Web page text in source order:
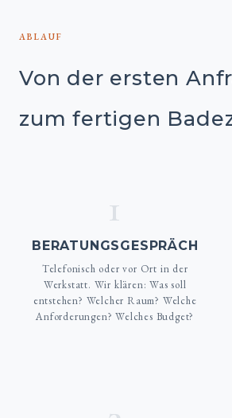
ABLAUF
Von der ersten
zum fertigen
1
BERATUNGSGESPRÄCH
Telefonisch oder vor Ort in der
Werkstatt. Wir klären: Was soll
entstehen? Welcher Raum? Welche
Anforderungen? Welches Budget?